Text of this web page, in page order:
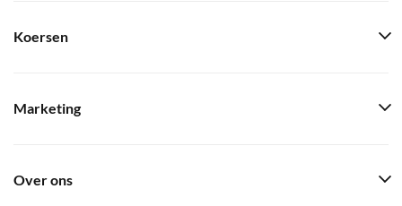
Koersen
Marketing
Over ons